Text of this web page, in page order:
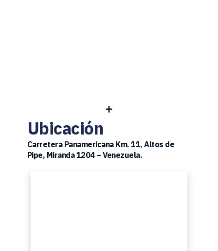
Ubicación
Carretera Panamericana Km. 11, Altos de
Pipe, Miranda 1204 – Venezuela.